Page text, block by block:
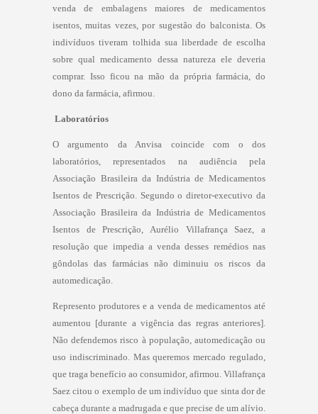
venda de embalagens maiores de medicamentos
isentos, muitas vezes, por sugestão do balconista. Os
indivíduos tiveram tolhida sua liberdade de escolha
sobre qual medicamento dessa natureza ele deveria
comprar. Isso ficou na mão da própria farmácia, do
dono da farmácia, afirmou.
Laboratórios
O argumento da Anvisa coincide com o dos
laboratórios, representados na audiência pela
Associação Brasileira da Indústria de Medicamentos
Isentos de Prescrição. Segundo o diretor-executivo da
Associação Brasileira da Indústria de Medicamentos
Isentos de Prescrição, Aurélio Villafrança Saez, a
resolução que impedia a venda desses remédios nas
gôndolas das farmácias não diminuiu os riscos da
automedicação.
Represento produtores e a venda de medicamentos até
aumentou [durante a vigência das regras anteriores].
Não defendemos risco à população, automedicação ou
uso indiscriminado. Mas queremos mercado regulado,
que traga benefício ao consumidor, afirmou. Villafrança
Saez citou o exemplo de um indivíduo que sinta dor de
cabeça durante a madrugada e que precise de um alívio.